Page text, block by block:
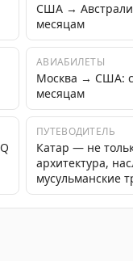
США →
месяцам
АВИАБИЛЕТЫ
Москва → США:
месяцам
ПУТЕВОДИТЕЛЬ
Катар — не
архитектура,
мусульманские